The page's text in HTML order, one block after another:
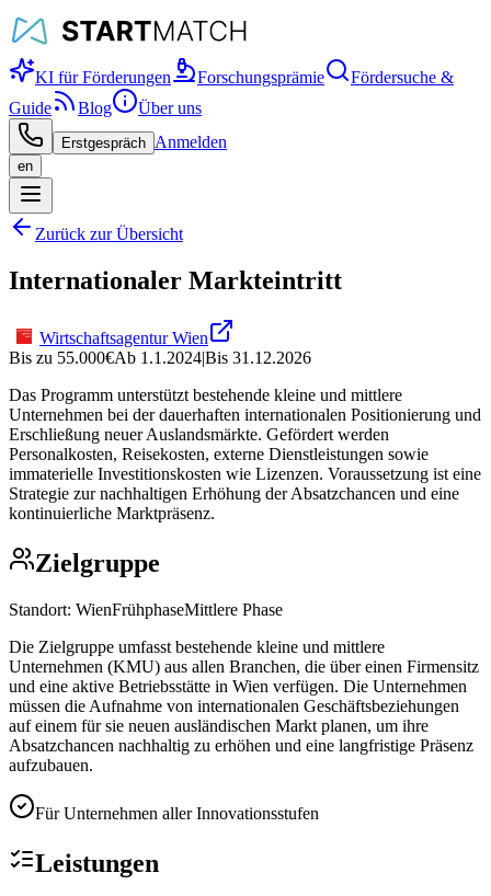
KI für Förderungen Forschungsprämie
Fördersuche &
Guide
Blog Über uns
Erstgespräch Anmelden
en
Zurück zur Übersicht
Internationaler Markteintritt
Wirtschaftsagentur Wien
Bis zu 55.000€Ab 1.1.2024|Bis 31.12.2026
Das Programm unterstützt bestehende kleine und mittlere
Unternehmen bei der dauerhaften internationalen Positionierung und
Erschließung neuer Auslandsmärkte. Gefördert werden
Personalkosten, Reisekosten, externe Dienstleistungen sowie
immaterielle Investitionskosten wie Lizenzen. Voraussetzung ist eine
Strategie zur nachhaltigen Erhöhung der Absatzchancen und eine
kontinuierliche Marktpräsenz.
Zielgruppe
Standort: WienFrühphaseMittlere Phase
Die Zielgruppe umfasst bestehende kleine und mittlere
Unternehmen (KMU) aus allen Branchen, die über einen Firmensitz
und eine aktive Betriebsstätte in Wien verfügen. Die Unternehmen
müssen die Aufnahme von internationalen Geschäftsbeziehungen
auf einem für sie neuen ausländischen Markt planen, um ihre
Absatzchancen nachhaltig zu erhöhen und eine langfristige Präsenz
aufzubauen.
Für Unternehmen aller Innovationsstufen
Leistungen